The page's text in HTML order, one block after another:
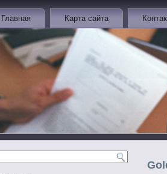
Главная Карта сайта